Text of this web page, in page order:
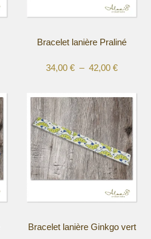
Bracelet lanière Praliné
34,00€ – 42,00€Plage
34,00 €
à
42,00 €
plusieurs
variations.
Les
options
peuvent
être
sur
page
Bracelet lanière Ginkgo vert